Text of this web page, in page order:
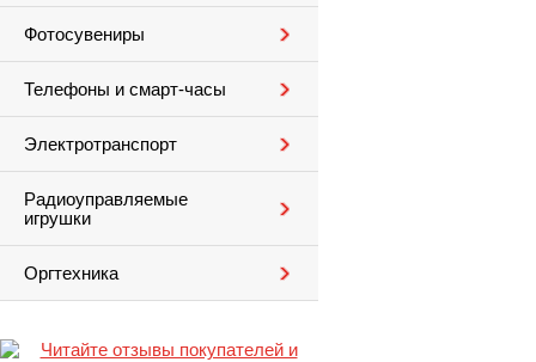
Фотосувениры
Телефоны и смарт-часы
Электротранспорт
Радиоуправляемые
игрушки
Оргтехника